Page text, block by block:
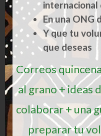
En una ONG
Y que tu
que deseas
Correos
al grano + ideas
colaborar + una
preparar tu